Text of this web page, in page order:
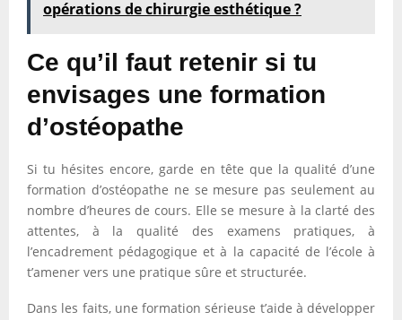
opérations de chirurgie esthétique ?
Ce qu’il faut retenir si tu
envisages une formation
d’ostéopathe
Si tu hésites encore, garde en tête que la qualité d’une
formation d’ostéopathe ne se mesure pas seulement au
nombre d’heures de cours. Elle se mesure à la clarté des
attentes, à la qualité des examens pratiques, à
l’encadrement pédagogique et à la capacité de l’école à
t’amener vers une pratique sûre et structurée.
Dans les faits, une formation sérieuse t’aide à développer